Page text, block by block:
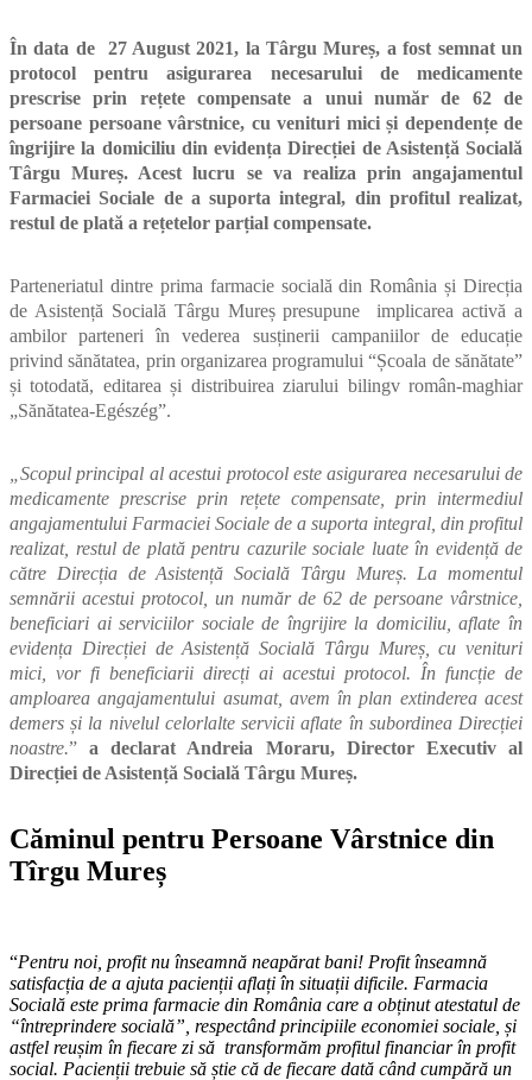
În data de 27 August 2021, la Târgu Mureș, a fost semnat un
protocol pentru asigurarea necesarului de medicamente
prescrise prin rețete compensate a unui număr de 62 de
persoane persoane vârstnice, cu venituri mici și dependențe de
îngrijire la domiciliu din evidența Direcției de Asistență Socială
Târgu Mureș. Acest lucru se va realiza prin angajamentul
Farmaciei Sociale de a suporta integral, din profitul realizat,
restul de plată a rețetelor parțial compensate.
Parteneriatul dintre prima farmacie socială din România și Direcția
de Asistență Socială Târgu Mureș presupune implicarea activă a
ambilor parteneri în vederea susținerii campaniilor de educație
privind sănătatea, prin organizarea programului “Școala de sănătate”
și totodată, editarea și distribuirea ziarului bilingv român-maghiar
„Sănătatea-Egészég”.
„Scopul principal al acestui protocol este asigurarea necesarului de
medicamente prescrise prin rețete compensate, prin intermediul
angajamentului Farmaciei Sociale de a suporta integral, din profitul
realizat, restul de plată pentru cazurile sociale luate în evidență de
către Direcția de Asistență Socială Târgu Mureș. La momentul
semnării acestui protocol, un număr de 62 de persoane vârstnice,
beneficiari ai serviciilor sociale de îngrijire la domiciliu, aflate în
evidența Direcției de Asistență Socială Târgu Mureș, cu venituri
mici, vor fi beneficiarii direcți ai acestui protocol. În funcție de
amploarea angajamentului asumat, avem în plan extinderea acest
demers și la nivelul celorlalte servicii aflate în subordinea Direcției
noastre.”a declarat Andreia Moraru, Director Executiv al
Direcției de Asistență Socială Târgu Mureș.
Căminul pentru Persoane Vârstnice din
Tîrgu Mureș
“Pentru noi, profit nu înseamnă neapărat bani! Profit înseamnă
satisfacția de a ajuta pacienții aflați în situații dificile. Farmacia
Socială este prima farmacie din România care a obținut atestatul de
“întreprindere socială”, respectând principiile economiei sociale, și
astfel reușim în fiecare zi să transformăm profitul financiar în profit
social. Pacienții trebuie să știe că de fiecare dată când cumpără un